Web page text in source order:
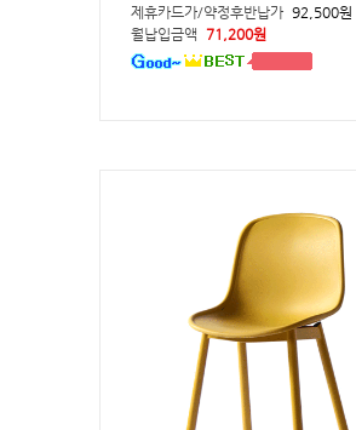
제휴카드가/약정후반납가 92,500원
월납입금액 71,200원